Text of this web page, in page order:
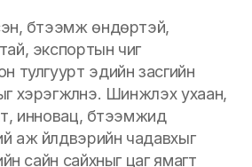
бүтээмж өндөртэй,
экспортын чиг
тулгуурт эдийн засгийн
хэрэгжүүлнэ. Шинжлэх ухаан,
инновац, бүтээмжид
аж үйлдвэрийн чадавхыг
сайн сайхныг цаг ямагт